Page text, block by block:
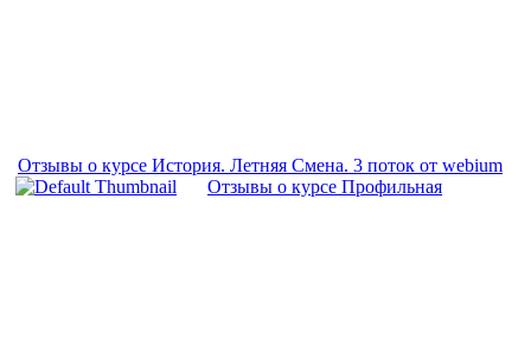
Отзывы о курсе История. Летняя Смена. 3 поток от webium
Отзывы о курсе Профильная